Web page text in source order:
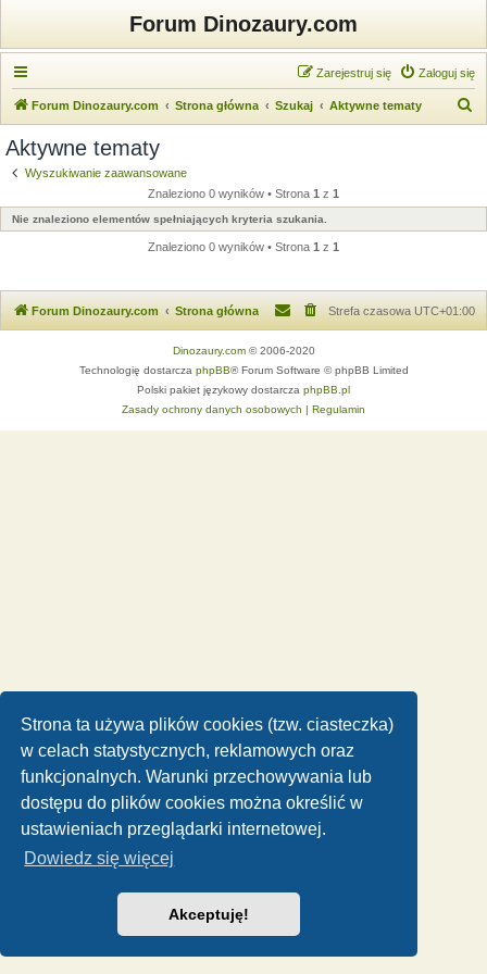
Strona ta używa plików cookies (tzw. ciasteczka)
w celach statystycznych, reklamowych oraz
funkcjonalnych. Warunki przechowywania lub
dostępu do plików cookies można określić w
ustawieniach przeglądarki internetowej.
Dowiedz się więcej
Akceptuję!
Forum Dinozaury.com
Zaloguj się
Zarejestruj się
Forum Dinozaury.com Strona główna Szukaj Aktywne tematy
a
j
Aktywne tematy
Wyszukiwanie zaawansowane
Znaleziono 0 wyników • Strona 1 z 1
Nie znaleziono elementów spełniających kryteria szukania.
Znaleziono 0 wyników • Strona 1 z 1
Forum Dinozaury.com Strona główna Strefa czasowa UTC+01:00
Dinozaury.com© 2006-2020
Technologię dostarcza phpBB® Forum Software © phpBB Limited
Polski pakiet językowy dostarcza phpBB.pl
Zasady ochrony danych osobowych | Regulamin